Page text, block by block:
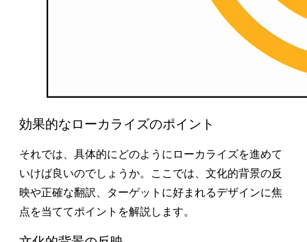
効果的なローカライズのポイント
それでは、具体的にどのようにローカライズを進めて
いけば良いのでしょうか。ここでは、文化的背景の反
映や正確な翻訳、ターゲットに好まれるデザインに焦
点を当ててポイントを解説します。